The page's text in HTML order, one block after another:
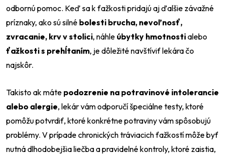
odbornú pomoc. Keď sa k ťažkosti pridajú aj ďalšie závažné
príznaky, ako sú silné bolesti brucha, nevoľnosť,
zvracanie, krv v stolici, náhle úbytky hmotnostialebo
ťažkosti s prehĺtaním, je dôležité navštíviť lekára čo
najskôr.
Takisto ak máte podozrenie na potravinové intolerancie
alebo alergie, lekár vám odporučí špeciálne testy, ktoré
pomôžu potvrdiť, ktoré konkrétne potraviny vám spôsobujú
problémy. V prípade chronických tráviacich ťažkostí môže byť
nutná dlhodobejšia liečba a pravidelné kontroly, ktoré zaistia,